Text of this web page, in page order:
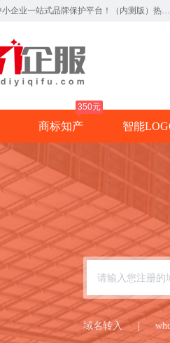
第一企服-中小企业一站式品牌保护平台！（内测版）热线：0791-82327890
商标知产
350元
智能
域名转入